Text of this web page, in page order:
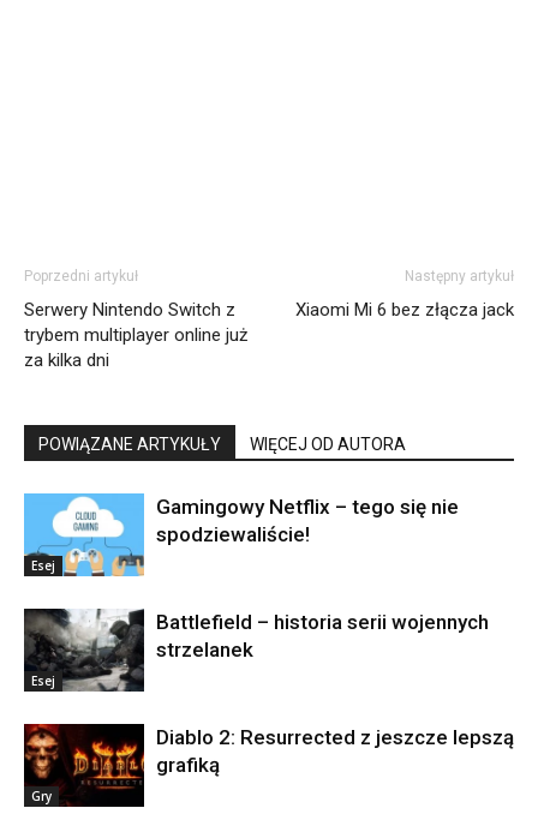
Poprzedni artykuł
Serwery Nintendo Switch z
trybem multiplayer online już
za kilka dni
Następny artykuł
Xiaomi Mi 6 bez złącza jack
POWIĄZANE ARTYKUŁY WIĘCEJ OD AUTORA
Esej
Gamingowy Netflix – tego się nie
spodziewaliście!
Esej
Battlefield – historia serii wojennych
strzelanek
Gry
Diablo 2: Resurrected z jeszcze lepszą
grafiką